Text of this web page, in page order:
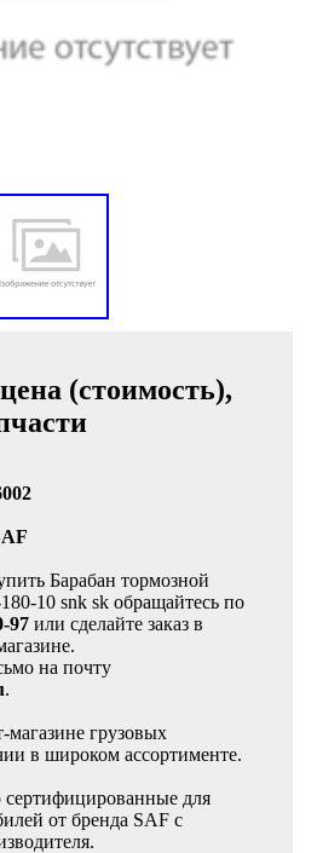
(стоимость),
Барабан тормозной
10 snk sk обращайтесь по
97 или сделайте заказ в
на почту
.
грузовых
в широком ассортименте.
сертифицированные для
от бренда SAF с